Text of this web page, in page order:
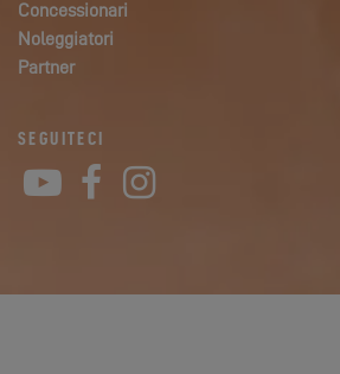
Concessionari
Noleggiatori
Partner
SEGUITECI
YouTube
Facebook
Instagram